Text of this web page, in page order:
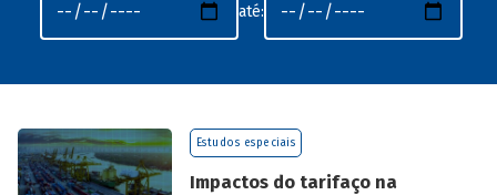
até:
Estudos especiais
Impactos do tarifaço na